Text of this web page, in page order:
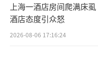
上海一酒店房间爬满床
酒店态度引众怒
2026-08-06 17:16:24